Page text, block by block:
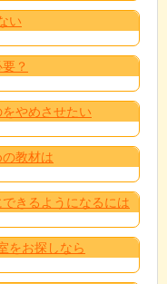
い
？
やめさせたい
教材は
きるようになるには
をお探しなら